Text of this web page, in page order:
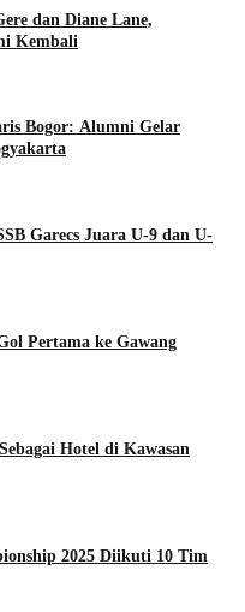
dan Diane Lane,
Kembali
Bogor: Alumni Gelar
Garecs Juara U-9 dan U-
Pertama ke Gawang
Hotel di Kawasan
2025 Diikuti 10 Tim